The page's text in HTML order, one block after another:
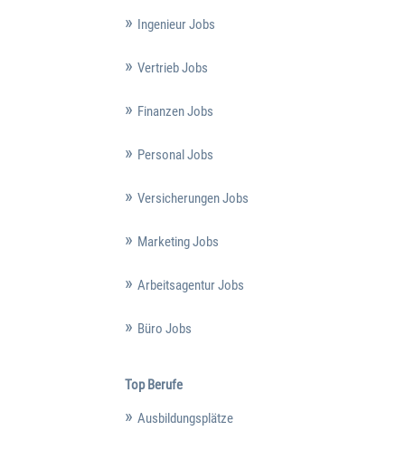
Ingenieur Jobs
Vertrieb Jobs
Finanzen Jobs
Personal Jobs
Versicherungen Jobs
Marketing Jobs
Arbeitsagentur Jobs
Büro Jobs
Top Berufe
Ausbildungsplätze